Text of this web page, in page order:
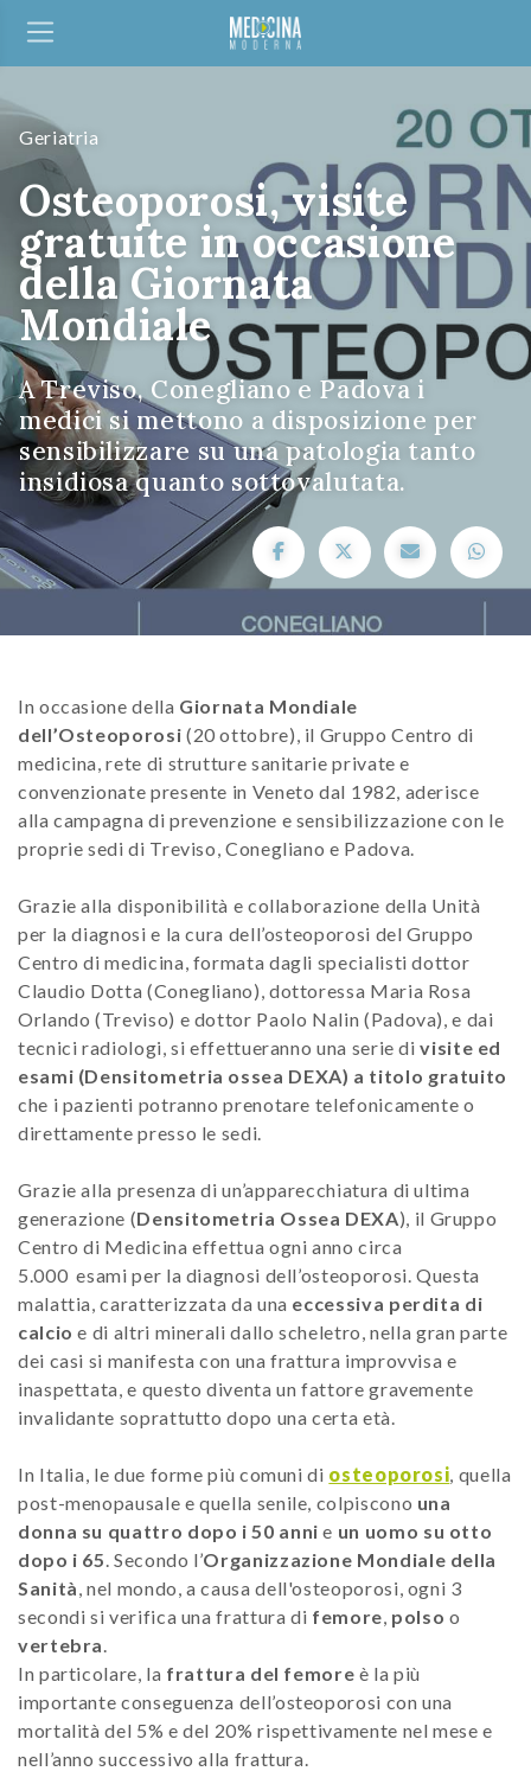
Geriatria
Osteoporosi, visite
gratuite in occasione
della Giornata
Mondiale
A Treviso, Conegliano e Padova i
medici si mettono a disposizione per
sensibilizzare su una patologia tanto
insidiosa quanto sottovalutata.
In occasione della Giornata Mondiale
dell’Osteoporosi (20 ottobre), il Gruppo Centro di
medicina, rete di strutture sanitarie private e
convenzionate presente in Veneto dal 1982, aderisce
alla campagna di prevenzione e sensibilizzazione con le
proprie sedi di Treviso, Conegliano e Padova.
Grazie alla disponibilità e collaborazione della Unità
per la diagnosi e la cura dell’osteoporosi del Gruppo
Centro di medicina, formata dagli specialisti dottor
Claudio Dotta (Conegliano), dottoressa Maria Rosa
Orlando (Treviso) e dottor Paolo Nalin (Padova), e dai
tecnici radiologi, si effettueranno una serie divisite ed
esami (Densitometria ossea DEXA) a titolo gratuito
che i pazienti potranno prenotare telefonicamente o
direttamente presso le sedi.
Grazie alla presenza di un’apparecchiatura di ultima
generazione (Densitometria Ossea DEXA), il Gruppo
Centro di Medicina effettua ogni anno circa
5.000 esami per la diagnosi dell’osteoporosi. Questa
malattia, caratterizzata da una eccessiva perdita di
calcio e di altri minerali dallo scheletro, nella gran parte
dei casi si manifesta con una frattura improvvisa e
inaspettata, e questo diventa un fattore gravemente
invalidante soprattutto dopo una certa età.
In Italia, le due forme più comuni di osteoporosi, quella
post-menopausale e quella senile, colpiscono una
donna su quattro dopo i 50 anni e un uomo su otto
dopo i 65. Secondo l’Organizzazione Mondiale della
Sanità, nel mondo, a causa dell'osteoporosi, ogni 3
secondi si verifica una frattura di femore, polso o
vertebra.
In particolare, la frattura del femore è la più
importante conseguenza dell’osteoporosi con una
mortalità del 5% e del 20% rispettivamente nel mese e
nell’anno successivo alla frattura.